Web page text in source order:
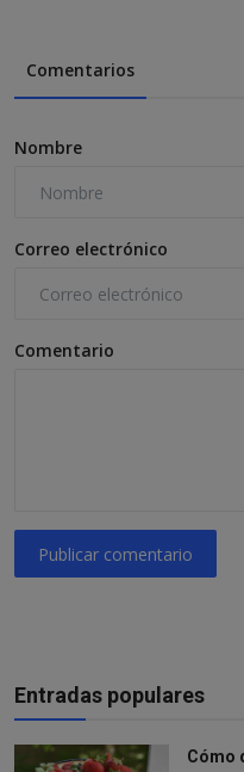
Comentarios
Nombre
Correo electrónico
Comentario
Publicar comentario
Entradas populares
Cómo